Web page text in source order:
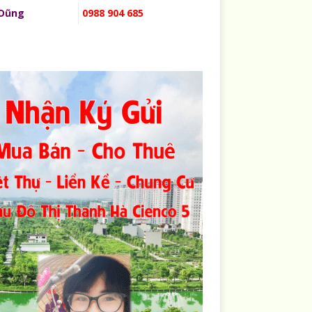
0988 904 685